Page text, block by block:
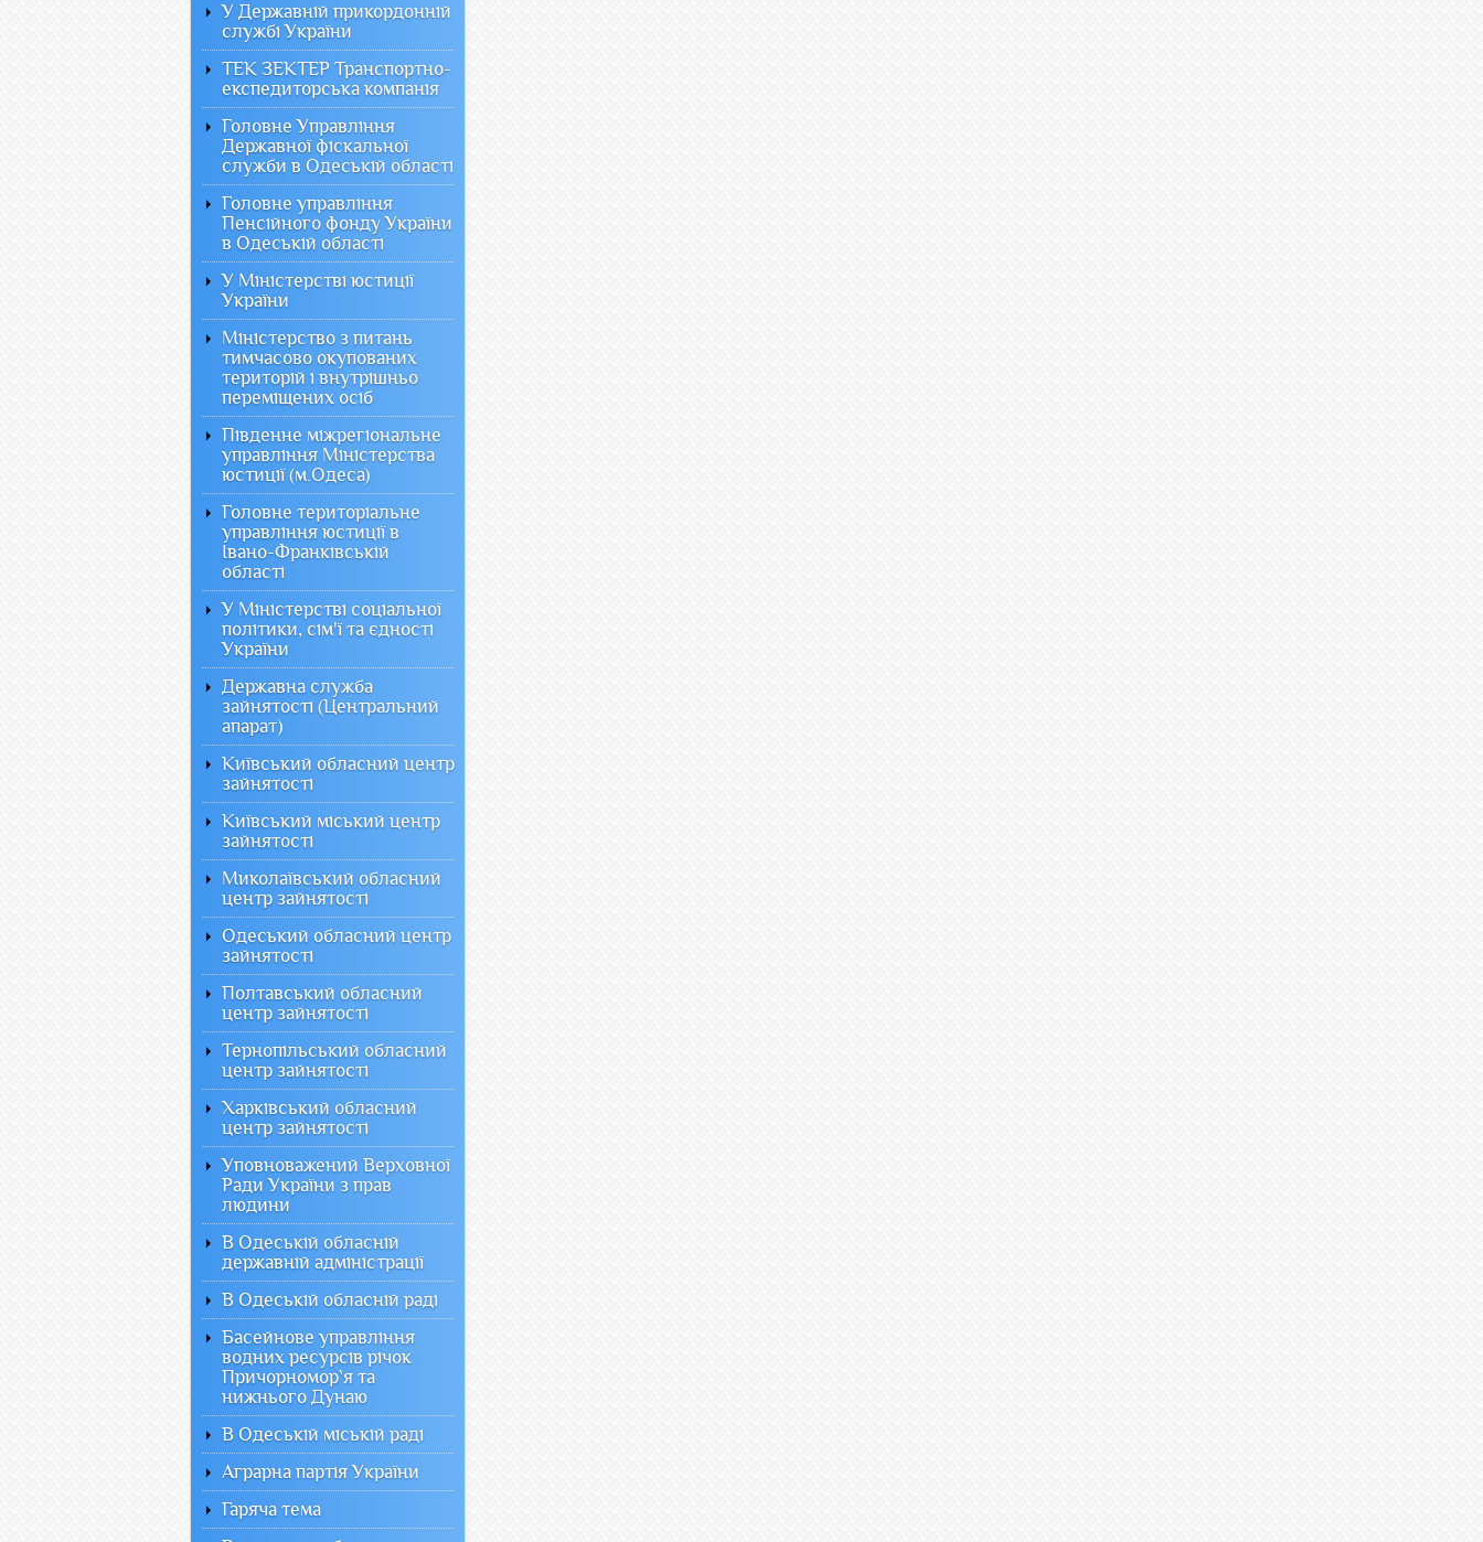
У Державній прикордонній
службі України
ТЕК ЗЕКТЕР Транспортно-
експедиторська компанія
Головне Управління
Державної фіскальної
служби в Одеській області
Головне управління
Пенсійного фонду України
в Одеській області
У Міністерстві юстиції
України
Міністерство з питань
тимчасово окупованих
територій і внутрішньо
переміщених осіб
Південне міжрегіональне
управління Міністерства
юстиції (м.Одеса)
Головне територіальне
управління юстиції в
Івано-Франківській
області
У Міністерстві соціальної
політики, сім'ї та єдності
України
Державна служба
зайнятості (Центральний
апарат)
Київський обласний центр
зайнятості
Київський міський центр
зайнятості
Миколаївський обласний
центр зайнятості
Одеський обласний центр
зайнятості
Полтавський обласний
центр зайнятості
Тернопільський обласний
центр зайнятості
Харківський обласний
центр зайнятості
Уповноважений Верховної
Ради України з прав
людини
В Одеській обласній
державній адміністрації
В Одеській обласній раді
Басейнове управління
водних ресурсів річок
Причорномор`я та
нижнього Дунаю
В Одеській міській раді
Аграрна партія України
Гаряча тема